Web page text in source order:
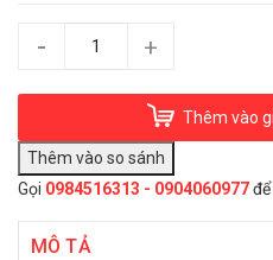
- +
Thêm vào
Gọi 0984516313 - 0904060977
MÔ TẢ